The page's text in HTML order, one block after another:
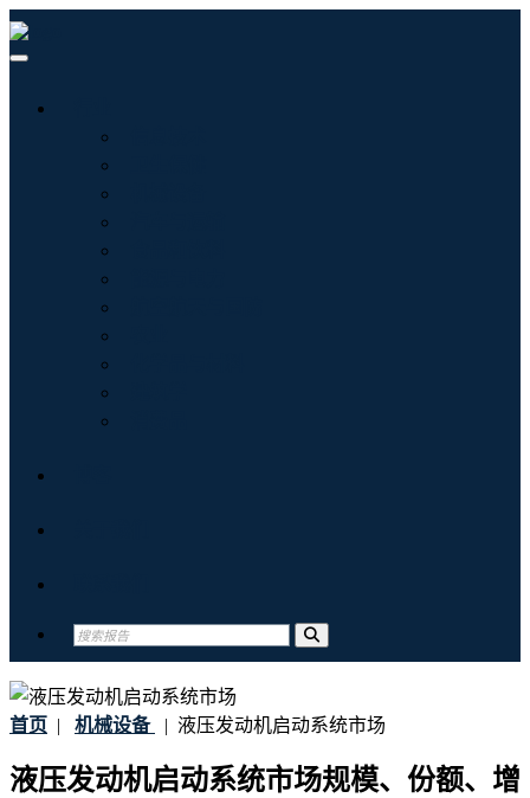
首页 | 机械设备 | 液压发动机启动系统市场
液压发动机启动系统市场规模、份额、增